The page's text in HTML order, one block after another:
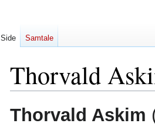
Thorvald
Hopp
til
Hopp
til
Thorvald Askim
Side Samtale